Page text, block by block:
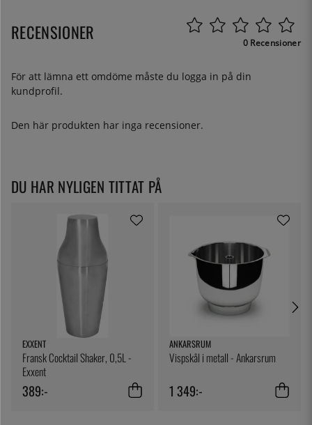
RECENSIONER 0 Recensioner
För att lämna ett omdöme måste du logga in på din
kundprofil.
Den här produkten har inga recensioner.
DU HAR NYLIGEN TITTAT PÅ
EXXENT
Fransk Cocktail Shaker, 0,5L -
Exxent
389:-
ANKARSRUM
Vispskål i metall - Ankarsrum
1 349:-